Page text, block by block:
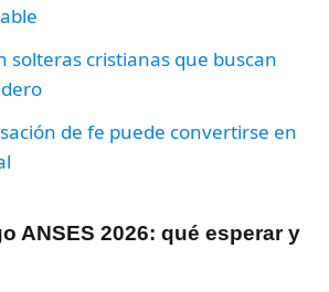
solteras cristianas que buscan
de fe puede convertirse en
ANSES 2026: qué esperar y